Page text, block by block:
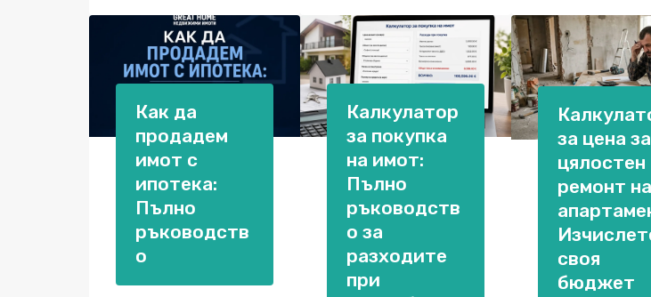
Как да
продадем
имот с
ипотека:
Пълно
ръководств
о
Калкулатор
за покупка
на имот:
Пълно
ръководств
о за
разходите
при
за цена за
цялостен
ремонт на
своя
бюджет